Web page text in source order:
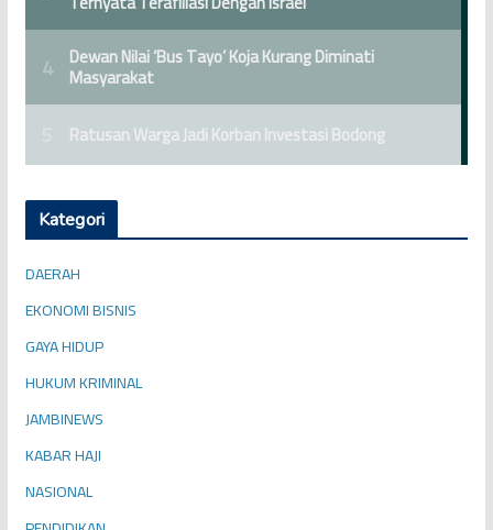
Kategori
DAERAH
EKONOMI BISNIS
GAYA HIDUP
HUKUM KRIMINAL
JAMBINEWS
KABAR HAJI
NASIONAL